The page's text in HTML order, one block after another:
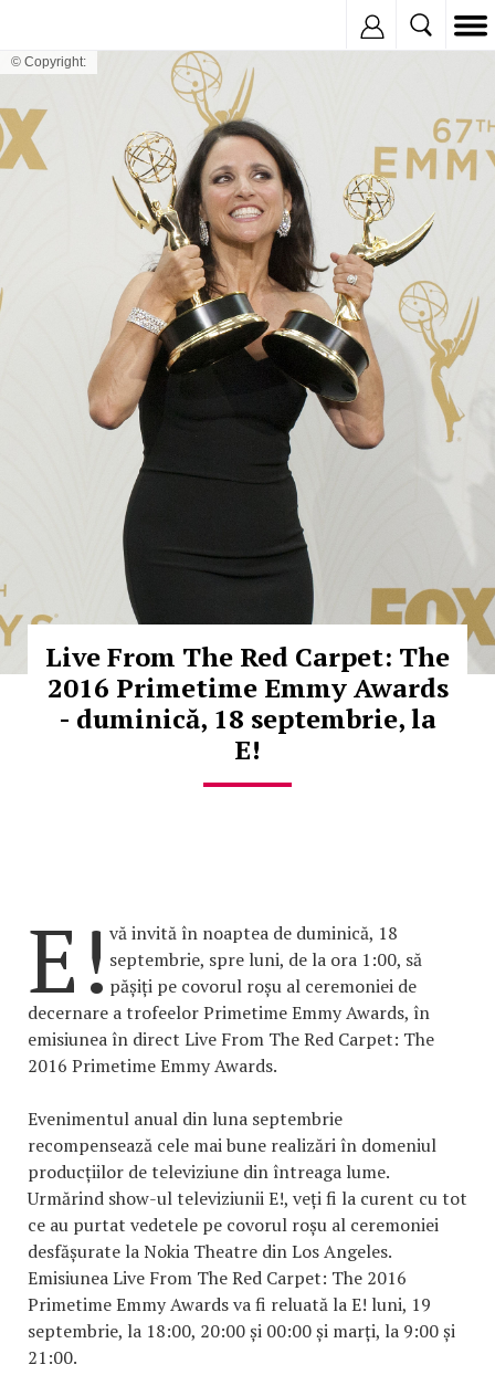
© Copyright:
Live From The Red Carpet: The
2016 Primetime Emmy Awards
- duminică, 18 septembrie, la
E!
E! vă invită în noaptea de duminică, 18
septembrie, spre luni, de la ora 1:00, să
pășiți pe covorul roșu al ceremoniei de
decernare a trofeelor Primetime Emmy Awards, în
emisiunea în direct Live From The Red Carpet: The
2016 Primetime Emmy Awards.
Evenimentul anual din luna septembrie
recompensează cele mai bune realizări în domeniul
producțiilor de televiziune din întreaga lume.
Urmărind show-ul televiziunii E!, veți fi la curent cu tot
ce au purtat vedetele pe covorul roșu al ceremoniei
desfășurate la Nokia Theatre din Los Angeles.
Emisiunea Live From The Red Carpet: The 2016
Primetime Emmy Awards va fi reluată la E! luni, 19
septembrie, la 18:00, 20:00 și 00:00 și marți, la 9:00 și
21:00.